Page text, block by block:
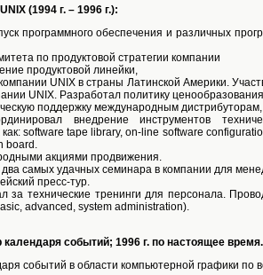
(1994 г. – 1996 г.):
программного обеспечения и различных
по продуктовой стратегии компании
продуктовой линейки,
UNIX в страны Латинской Америки.
UNIX. Разработал политику
поддержку международным дистрибуторам,
внедрение инструментов
как: software tape library, on-line software
board.
акциями продвижения.
самых удачных семинара в компании для
пресс-тур.
за технические тренинги для персонала.
advanced, system administration).
календаря событий; 1996 г. по настоящее время.
событий в области компьютерной графики по